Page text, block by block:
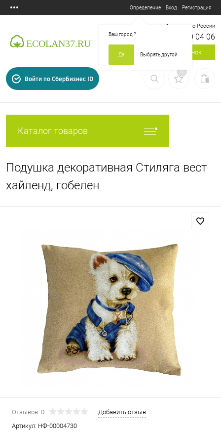
Определение
Ваш город?
Да Выбрать другой
Вход Регистрация
Бесплатный звонок по России
8 800 700 04 06
Заказать звонок
Войти по СберБизнес ID
0
Каталог товаров
Подушка декоративная Стиляга вест
хайленд, гобелен
Отзывов: 0
Добавить отзыв
Артикул: НФ-00004730